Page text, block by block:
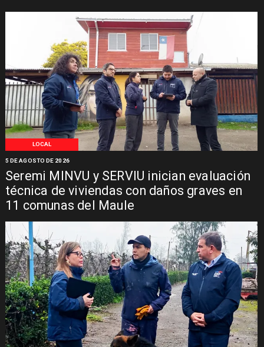
LOCAL
Seremi MINVU y SERVIU inician evaluación
técnica de viviendas con daños graves en
11 comunas del Maule
5 DE AGOSTO DE 2026